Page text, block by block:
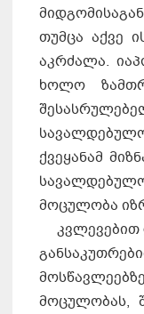
თუმცა აქვე
აკრძალა.
ხოლო
ქვეყანამ
მოცულობა
კვლევებით
მოცულობას,